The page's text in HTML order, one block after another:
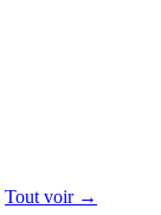
Tout voir →